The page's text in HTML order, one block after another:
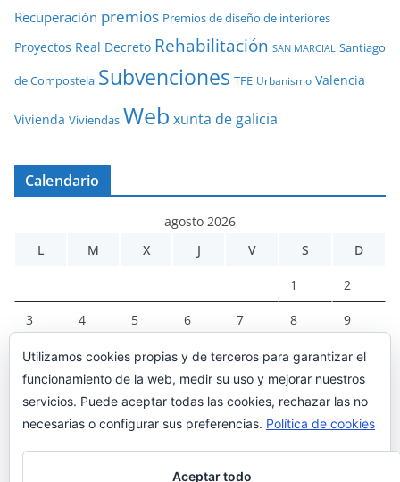
Recuperación premios Premios de diseño de interiores
Proyectos Real Decreto Rehabilitación SAN MARCIAL Santiago
de Compostela Subvenciones TFE Urbanismo Valencia
Vivienda Viviendas Web xunta de galicia
Calendario
agosto 2026
L
M X J V S D
1 2
3 4 5 6 7 8 9
10 11 12 13 14 15 16
17 18 19 20 21 22 23
24 25 26 27 28 29 30
Utilizamos cookies propias y de terceros para garantizar el
funcionamiento de la web, medir su uso y mejorar nuestros
servicios. Puede aceptar todas las cookies, rechazar las no
necesarias o configurar sus preferencias. Política de cookies
Aceptar todo